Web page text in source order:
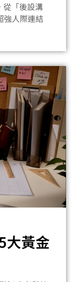
從「後設溝
強人際連結
大黃金